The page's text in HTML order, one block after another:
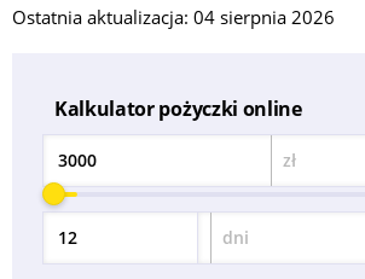
Ostatnia aktualizacja: 04 sierpnia 2026
Kalkulator pożyczki online
Kwota zł
Okres dni